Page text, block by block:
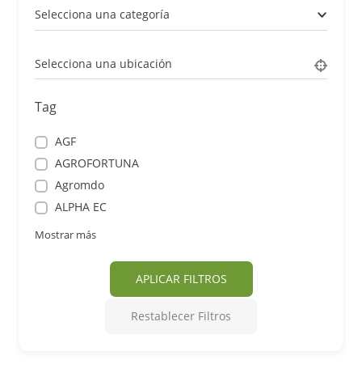
Selecciona una categoría
Selecciona una ubicación
Tag
AGF
AGROFORTUNA
Agromdo
ALPHA EC
Mostrar más
APLICAR FILTROS
Restablecer Filtros